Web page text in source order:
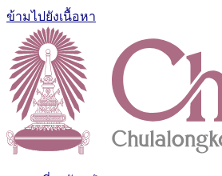
ข้ามไปยังเนื้อหา